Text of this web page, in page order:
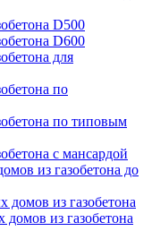
D500
D600
для
по
по типовым
с мансардой
из газобетона до
домов из газобетона
домов из газобетона